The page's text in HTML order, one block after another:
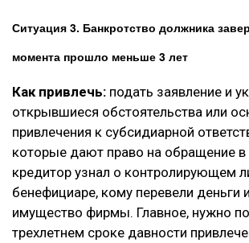
Ситуация 3. Банкротство должника
момента прошло меньше 3 лет
Как привлечь: подать заявление и
открывшиеся обстоятельства или
привлечения к субсидиарной
которые дают право на обращение в
кредитор узнал о контролирующем
бенефициаре, кому перевели деньги
имущество фирмы. Главное, нужно
трехлетнем сроке давности